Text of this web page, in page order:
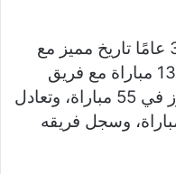
ويمتلك ناجلسمان صاحب الـ 33 عامًا تاريخ مميز مع
الأندية التي دربها، حيث خاض 136 مباراة مع فريق
هوفنهايم. واستطاع تحقيق الفوز في 55 مباراة، وتعادل
43، في حين أنه خسر 38 مباراة، وسجل فريقه